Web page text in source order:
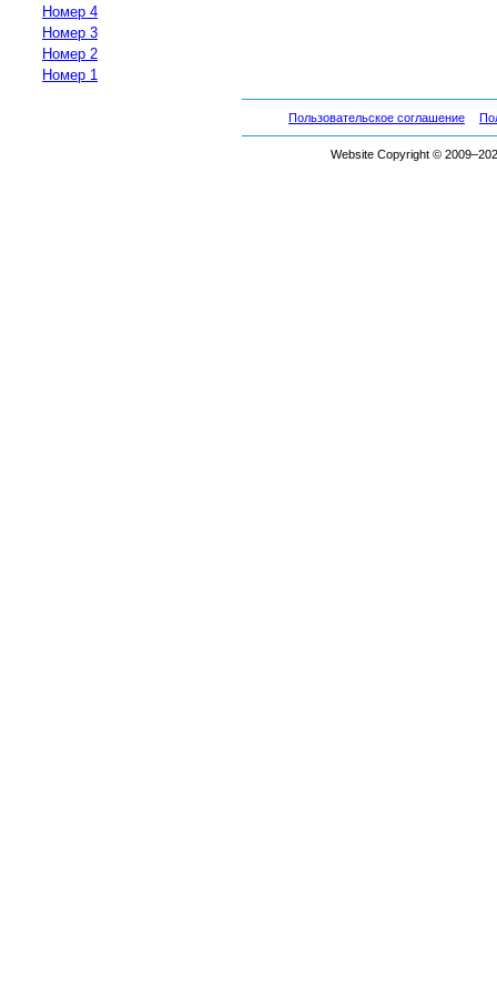
Номер 4
Номер 3
Номер 2
Номер 1
Пользовательское соглашение
Website Copyright ©